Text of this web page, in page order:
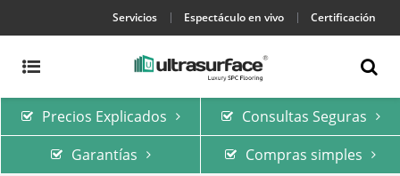
Servicios Espectáculo en vivo Certificación
Precios Explicados
Consultas Seguras
Garantías
Compras simples